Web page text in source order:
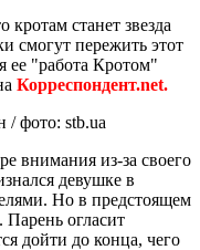
станет звезда
смогут пережить этот
ее "работа Кротом"
Корреспондент.net.
/ фото: stb.ua
внимания из-за своего
девушке в
Но в предстоящем
огласит
дойти до конца, чего